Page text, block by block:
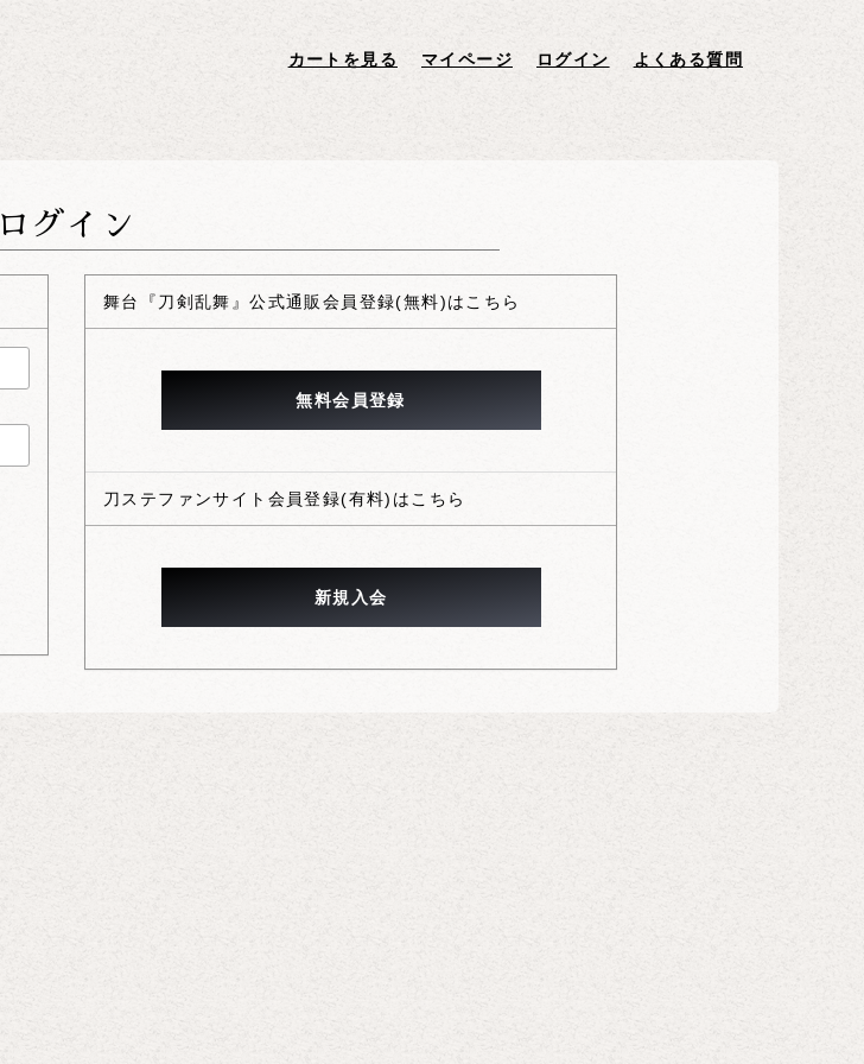
ログイン
舞台『刀剣乱舞』公式通販会員登録(無料)はこちら
刀ステファンサイト会員登録(有料)はこちら